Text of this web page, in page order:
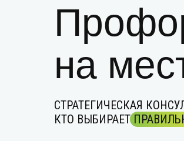
на
СТРАТЕГИЧЕСКАЯ
КТО ВЫБИРАЕТ